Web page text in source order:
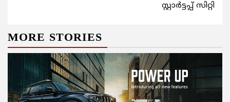
സ്റ്റാര്‍ട്ടപ്പ് സിറ്റി
MORE STORIES